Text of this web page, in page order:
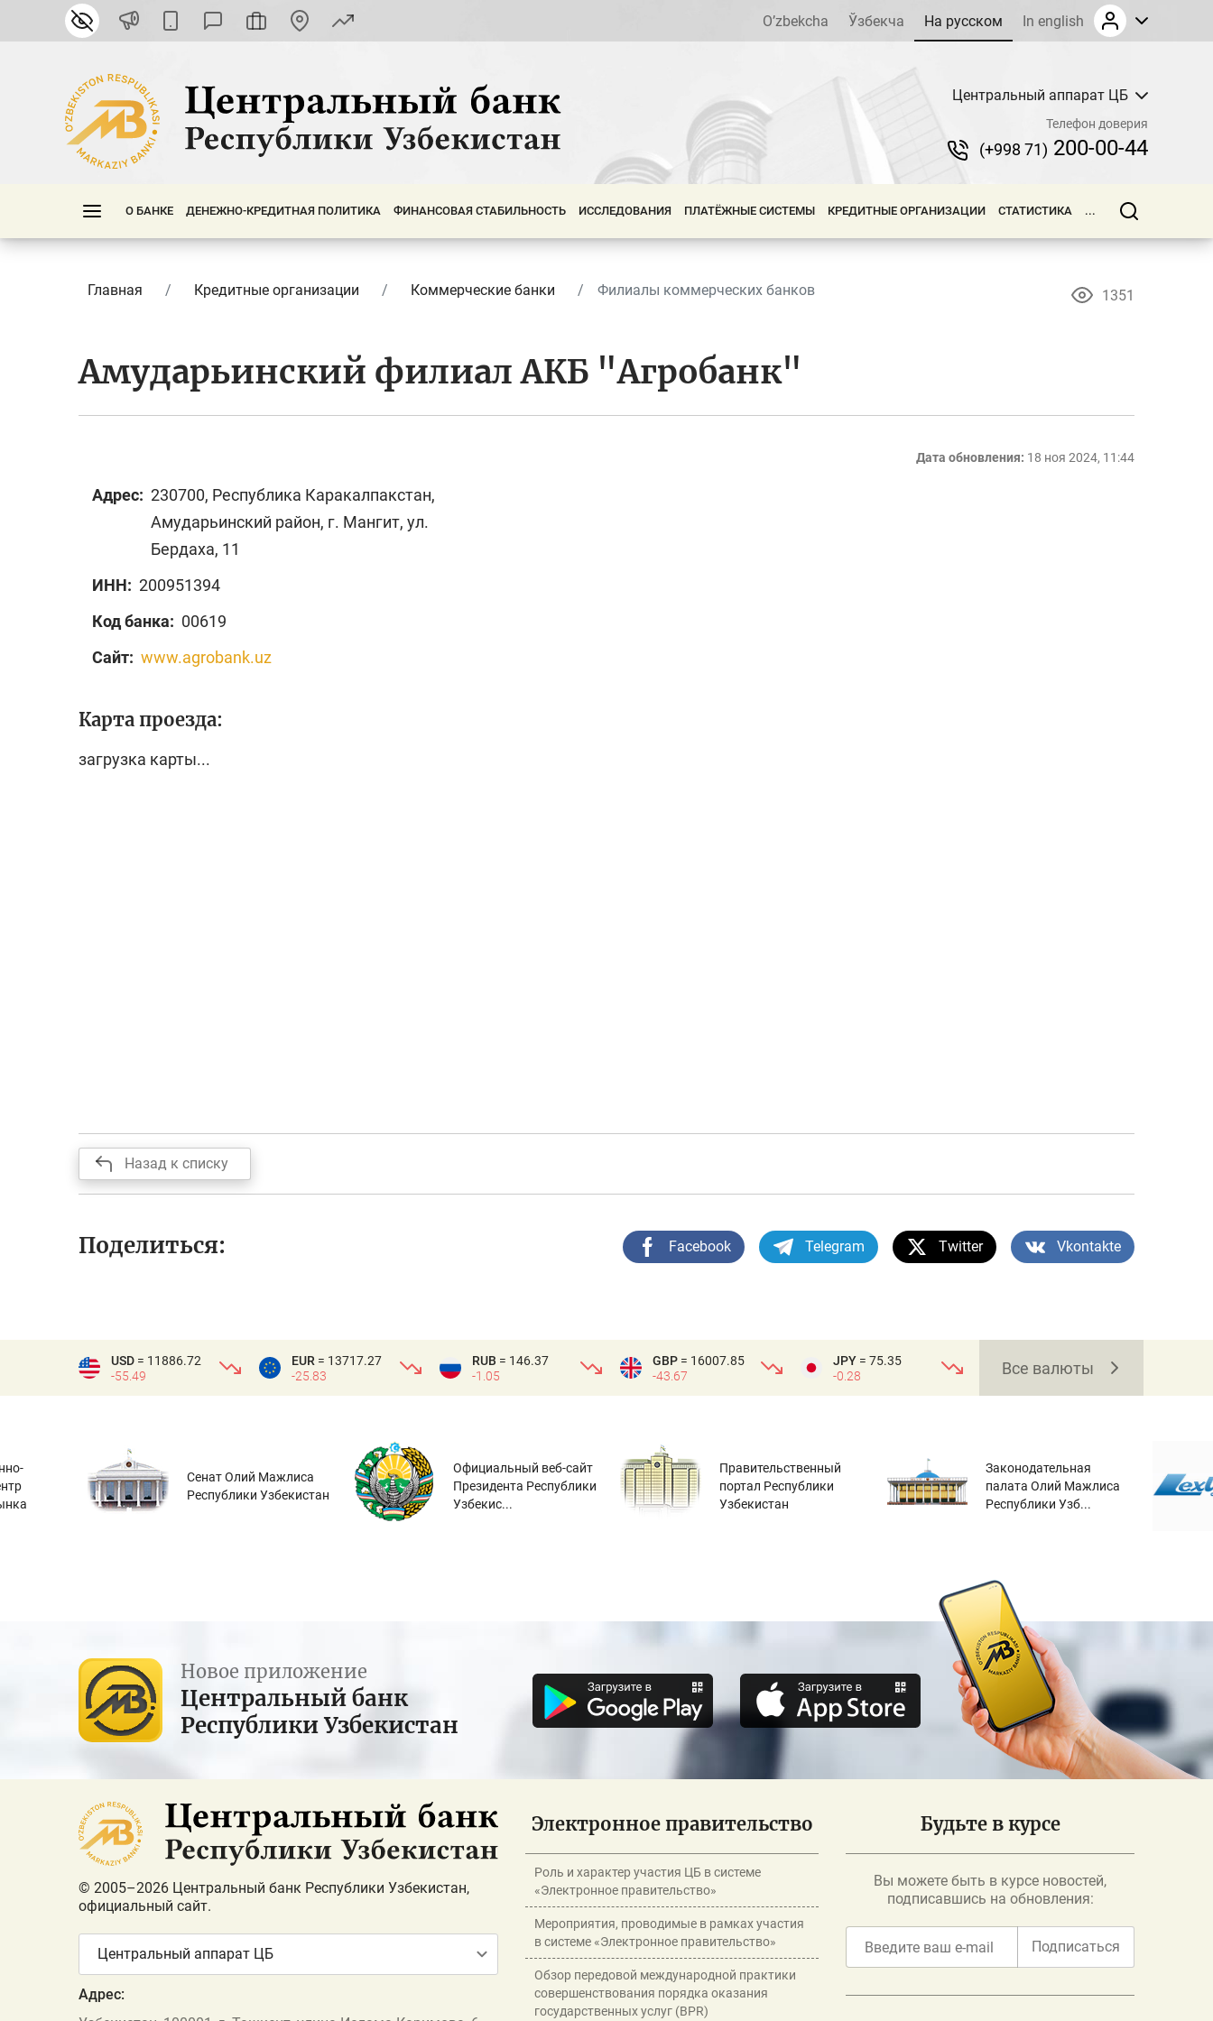
O’zbekcha Ўзбекча На русском In english
Центральный аппарат ЦБ
Телефон доверия
(+998 71) 200-00-44
О БАНКЕ ДЕНЕЖНО-КРЕДИТНАЯ ПОЛИТИКА ФИНАНСОВАЯ СТАБИЛЬНОСТЬ ИССЛЕДОВАНИЯ ПЛАТЁЖНЫЕ СИСТЕМЫ КРЕДИТНЫЕ ОРГАНИЗАЦИИ СТАТИСТИКА ...
Главная Кредитные организации Коммерческие банки Филиалы коммерческих банков 1351
Амударьинский филиал АКБ "Агробанк"
Дата обновления: 18 ноя 2024, 11:44
Адрес: 230700, Республика Каракалпакстан,
Амударьинский район, г. Мангит, ул.
Бердаха, 11
ИНН: 200951394
Код банка: 00619
Сайт: www.agrobank.uz
Карта проезда:
загрузка карты...
Назад к списку
Поделиться: Facebook Telegram Twitter Vkontakte
USD = 11886.72
-55.49
EUR = 13717.27
-25.83
RUB = 146.37
-1.05
GBP = 16007.85
-43.67
JPY = 75.35
-0.28
Все валюты
Сенат Олий Мажлиса
Республики Узбекистан
Официальный веб-сайт
Президента Республики
Узбекис...
Правительственный
портал Республики
Узбекистан
Законодательная
палата Олий Мажлиса
Республики Узб...
Новое приложение
Центральный банк
Республики Узбекистан
© 2005–2026 Центральный банк Республики Узбекистан,
официальный сайт.
Центральный аппарат ЦБ
Адрес:
Электронное правительство
Роль и характер участия ЦБ в системе
«Электронное правительство»
Мероприятия, проводимые в рамках участия
в системе «Электронное правительство»
Обзор передовой международной практики
совершенствования порядка оказания
государственных услуг (BPR)
Будьте в курсе
Вы можете быть в курсе новостей,
подписавшись на обновления:
Подписаться